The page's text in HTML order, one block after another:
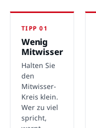
TIPP 01
Wenig
Mitwisser
Halten Sie
den
Mitwisser-
Kreis klein.
Wer zu viel
spricht,